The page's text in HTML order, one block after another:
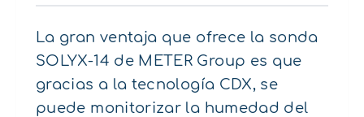
La gran ventaja que ofrece la sonda
SOLYX-14 de METER Group es que
gracias a la tecnología CDX, se
puede monitorizar la humedad del